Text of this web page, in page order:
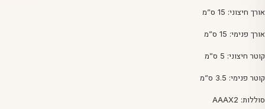
אורך חיצוני: 15 ס”מ
אורך פנימי: 15 ס”מ
קוטר חיצוני: 5 ס”מ
קוטר פנימי: 3.5 ס”מ
סוללות: AAAX2